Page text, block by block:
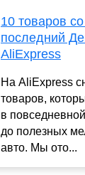
10 товаров
последний
AliExpress
На AliExpress
товаров,
в
до полезных
авто. Мы ото...